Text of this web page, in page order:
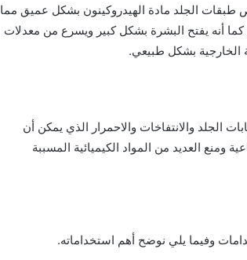
طبقات الجلد مادة الهيدروكينون بشكل عميق مما
كما أنه يفتح البشرة بشكل كبير ويسرع من معدلات
الخارجية بشكل طبيعي.
الجلد والانتفاخات والاحمرار الذي يمكن أن
ومنع العديد من المواد الكيميائية المسببة
وفيما يلي نوضح أهم استخداماته.